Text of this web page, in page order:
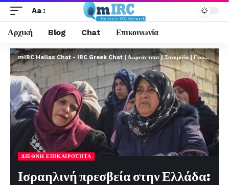
Aa
Αρχική Blog Chat Επικοινωνία
mIRC Hellas Chat - IRC Greek Chat | Δωρεάν τσατ | Συνομιλία | Γνωριμίες | FREE
ΔΙΕΘΝΉ ΕΠΙΚΑΙΡΌΤΗΤΑ
Ισραηλινή πρεσβεία στην Ελλάδα: